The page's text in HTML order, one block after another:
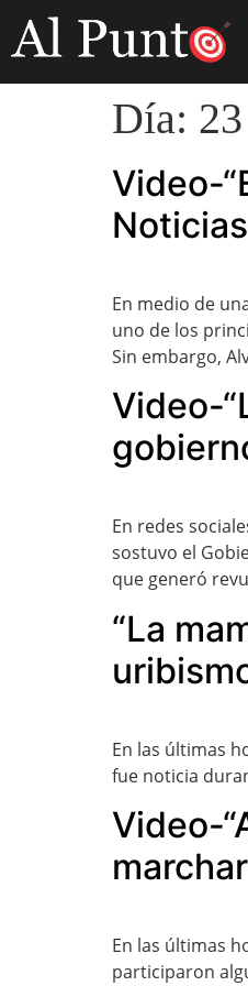
Día:
Video-
En medio de
uno de los
Sin embargo,
Video-
En redes
sostuvo el
que generó
“La
En las últimas
fue noticia
Video-
En las últimas
participaron